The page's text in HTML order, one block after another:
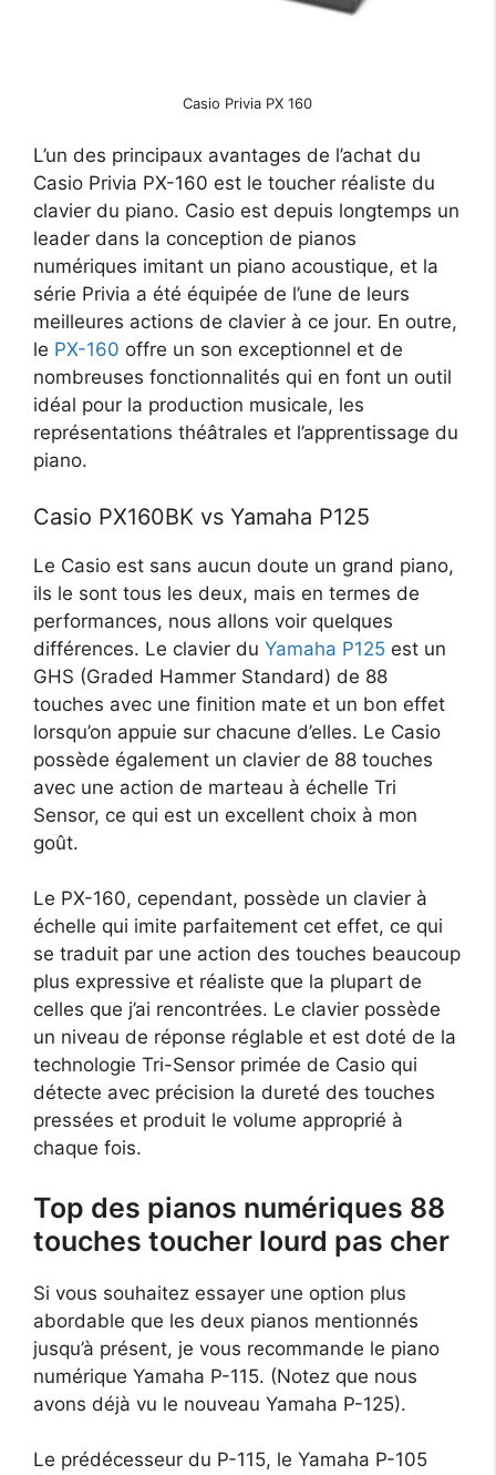
Casio Privia PX 160
L’un des principaux avantages de l’achat du
Casio Privia PX-160 est le toucher réaliste du
clavier du piano. Casio est depuis longtemps un
leader dans la conception de pianos
numériques imitant un piano acoustique, et la
série Privia a été équipée de l’une de leurs
meilleures actions de clavier à ce jour. En outre,
le PX-160 offre un son exceptionnel et de
nombreuses fonctionnalités qui en font un outil
idéal pour la production musicale, les
représentations théâtrales et l’apprentissage du
piano.
Casio PX160BK vs Yamaha P125
Le Casio est sans aucun doute un grand piano,
ils le sont tous les deux, mais en termes de
performances, nous allons voir quelques
différences. Le clavier du Yamaha P125 est un
GHS (Graded Hammer Standard) de 88
touches avec une finition mate et un bon effet
lorsqu’on appuie sur chacune d’elles. Le Casio
possède également un clavier de 88 touches
avec une action de marteau à échelle Tri
Sensor, ce qui est un excellent choix à mon
goût.
Le PX-160, cependant, possède un clavier à
échelle qui imite parfaitement cet effet, ce qui
se traduit par une action des touches beaucoup
plus expressive et réaliste que la plupart de
celles que j’ai rencontrées. Le clavier possède
un niveau de réponse réglable et est doté de la
technologie Tri-Sensor primée de Casio qui
détecte avec précision la dureté des touches
pressées et produit le volume approprié à
chaque fois.
Top des pianos numériques 88
touches toucher lourd pas cher
Si vous souhaitez essayer une option plus
abordable que les deux pianos mentionnés
jusqu’à présent, je vous recommande le piano
numérique Yamaha P-115. (Notez que nous
avons déjà vu le nouveau Yamaha P-125).
Le prédécesseur du P-115, le Yamaha P-105